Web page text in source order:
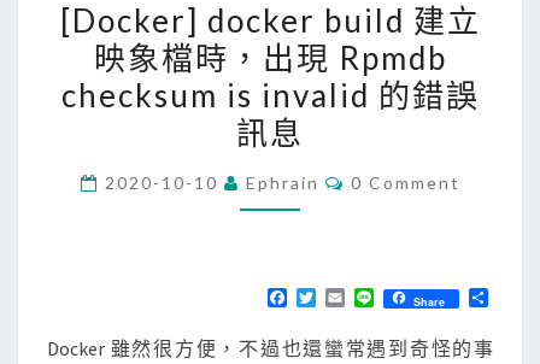
D
o
c
k
r
o
k
[Docker] docker build 建立
映象檔時，出現 Rpmdb
checksum is invalid 的錯誤
訊息
2020-10-10 Ephrain
C
T
S
0 Comment
c
e
i
t
E
a
i
n
e
Share
Docker 雖然很方便，不過也還蠻常遇到奇怪的事